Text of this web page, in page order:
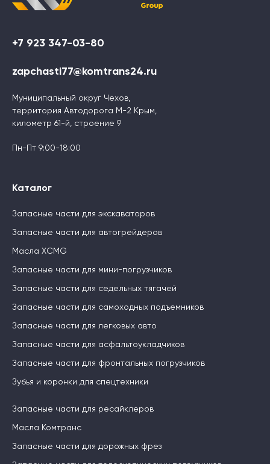
+7 923 347-03-80
zapchasti77@komtrans24.ru
Муниципальный округ Чехов,
территория Автодорога М-2 Крым,
километр 61-й, строение 9
Пн-Пт 9:00-18:00
Каталог
Запасные части для экскаваторов
Запасные части для автогрейдеров
Масла XCMG
Запасные части для мини-погрузчиков
Запасные части для седельных тягачей
Запасные части для самоходных подъемников
Запасные части для легковых авто
Запасные части для асфальтоукладчиков
Запасные части для фронтальных погрузчиков
Зубья и коронки для спецтехники
Запасные части для ресайклеров
Масла Комтранс
Запасные части для дорожных фрез